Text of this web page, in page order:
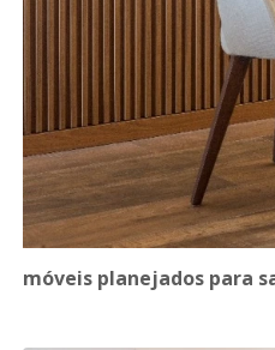
móveis planejados para